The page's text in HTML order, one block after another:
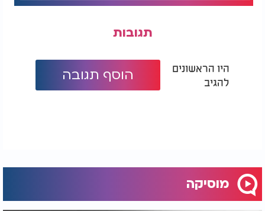
תגובות
היו הראשונים
להגיב
הוסף תגובה
מוסיקה